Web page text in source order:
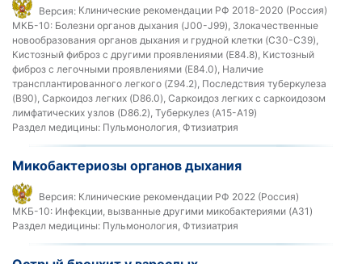
Версия: Клинические рекомендации РФ 2018-2020 (Россия)
МКБ-10: Болезни органов дыхания (J00-J99), Злокачественные
новообразования органов дыхания и грудной клетки (C30-C39),
Кистозный фиброз с другими проявлениями (E84.8), Кистозный
фиброз с легочными проявлениями (E84.0), Наличие
трансплантированного легкого (Z94.2), Последствия туберкулеза
(B90), Саркоидоз легких (D86.0), Саркоидоз легких с саркоидозом
лимфатических узлов (D86.2), Туберкулез (A15-A19)
Раздел медицины: Пульмонология, Фтизиатрия
Микобактериозы органов дыхания
Версия: Клинические рекомендации РФ 2022 (Россия)
МКБ-10: Инфекции, вызванные другими микобактериями (A31)
Раздел медицины: Пульмонология, Фтизиатрия